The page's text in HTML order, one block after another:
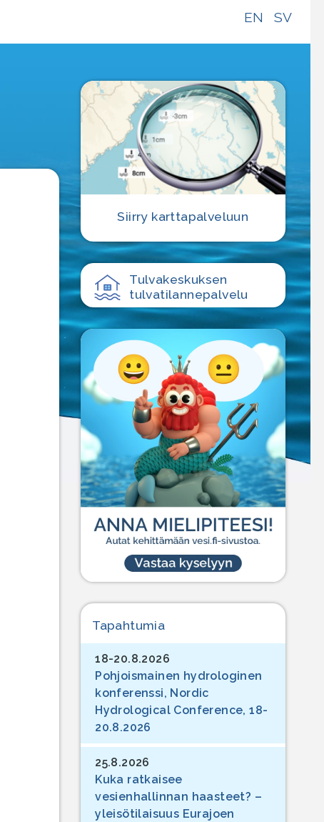
SV
EN
Siirry karttapalveluun
Tulvakeskuksen
tulvatilanne­palvelu
Tapahtumia
18-20.8.2026
Pohjoismainen hydrologinen
konferenssi, Nordic
Hydrological Conference, 18-
20.8.2026
25.8.2026
Kuka ratkaisee
vesienhallinnan haasteet? –
yleisötilaisuus Eurajoen